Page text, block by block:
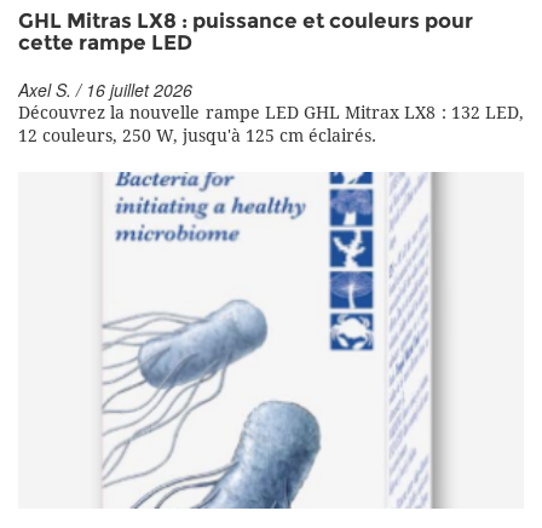
GHL Mitras LX8 : puissance et couleurs pour
cette rampe LED
Axel S. / 16 juillet 2026
Découvrez la nouvelle rampe LED GHL Mitrax LX8 : 132 LED,
12 couleurs, 250 W, jusqu'à 125 cm éclairés.